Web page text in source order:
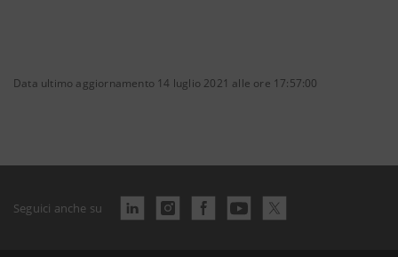
Data ultimo aggiornamento 14 luglio 2021 alle ore 17:57:00
Seguici anche su